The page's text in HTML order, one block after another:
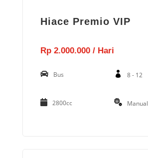
Hiace Premio VIP
Rp 2.000.000 / Hari
Bus 8 - 12
2800cc Manual